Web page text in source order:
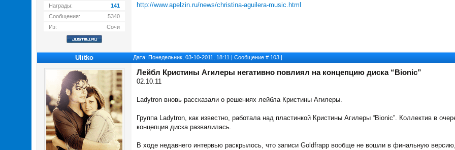
Награды:
141
Сообщения:
5340
Из:
Сочи
http://www.apelzin.ru/news/christina-aguilera-music.html
Ulitko Дата: Понедельник, 03-10-2011, 18:11 | Сообщение # 103 |
Лейбл Кристины Агилеры негативно повлиял на концепцию диска “Bionic”
02.10.11
Ladytron вновь рассказали о решениях лейбла Кристины Агилеры.
Группа Ladytron, как известно, работала над пластинкой Кристины Агилеры “Bionic”. Коллектив в
концепция диска развалилась.
В ходе недавнего интервью раскрылось, что записи Goldfrapp вообще не вошли в финальную